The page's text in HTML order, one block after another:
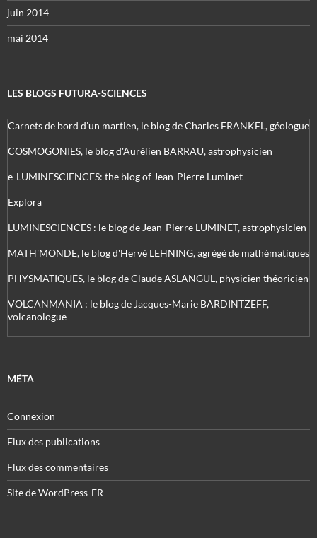
juin 2014
mai 2014
LES BLOGS FUTURA-SCIENCES
Carnets de bord d’un martien, le blog de Charles FRANKEL, géologue
COSMOGONIES, le blog d'Aurélien BARRAU, astrophysicien
e-LUMINESCIENCES: the blog of Jean-Pierre Luminet
Explora
LUMINESCIENCES : le blog de Jean-Pierre LUMINET, astrophysicien
MATH'MONDE, le blog d'Hervé LEHNING, agrégé de mathématiques
PHYSMATIQUES, le blog de Claude ASLANGUL, physicien théoricien
VOLCANMANIA : le blog de Jacques-Marie BARDINTZEFF,
volcanologue
MÉTA
Connexion
Flux des publications
Flux des commentaires
Site de WordPress-FR